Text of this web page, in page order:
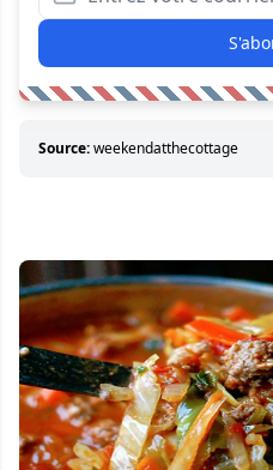
Source:weekendatthecottage